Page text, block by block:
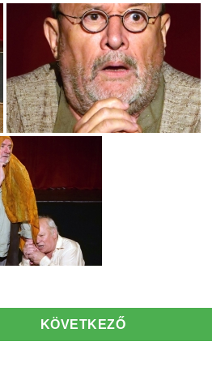
KÖVETKEZŐ